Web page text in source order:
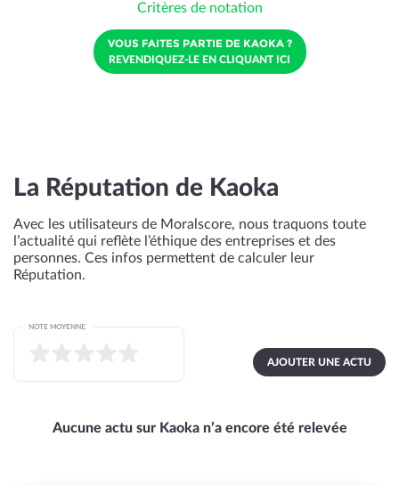
Critères de notation
VOUS FAITES PARTIE DE KAOKA ?
REVENDIQUEZ-LE EN CLIQUANT ICI
La Réputation de Kaoka
Avec les utilisateurs de Moralscore, nous traquons toute
l’actualité qui reflète l’éthique des entreprises et des
personnes. Ces infos permettent de calculer leur
Réputation.
AJOUTER UNE ACTU
NOTE MOYENNE
Aucune actu sur Kaoka n’a encore été relevée